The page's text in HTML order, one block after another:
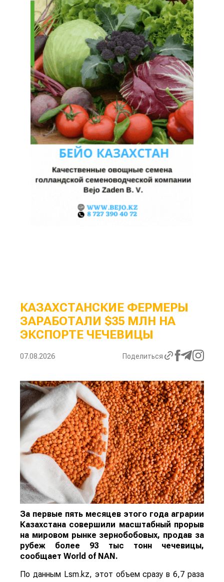
КАЗАХСТАНСКИЕ ФЕРМЕРЫ
ЗАРАБОТАЛИ $35 МЛН НА
ЭКСПОРТЕ ЧЕЧЕВИЦЫ
07.08.2026 Поделиться
За первые пять месяцев этого года аграрии
Казахстана совершили масштабный прорыв
на мировом рынке зернобобовых, продав за
рубеж более 93 тыс тонн чечевицы,
сообщает World of NAN.
По данным Lsm.kz, этот объем сразу в 6,7 раза